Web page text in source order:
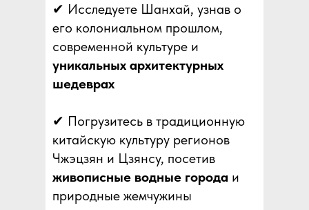
✔ Исследуете Шанхай, узнав о
его колониальном прошлом,
современной культуре и
уникальных архитектурных
шедеврах
✔ Погрузитесь в традиционную
китайскую культуру регионов
Чжэцзян и Цзянсу, посетив
живописные водные города и
природные жемчужины